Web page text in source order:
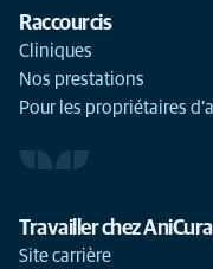
Raccourcis
Cliniques
Nos prestations
Pour les propriétaires
Travailler chez AniCura
Site carrière